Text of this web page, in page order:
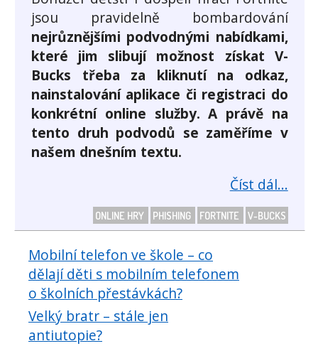
jsou pravidelně bombardování
nejrůznějšími podvodnými nabídkami,
které jim slibují možnost získat V-
Bucks třeba za kliknutí na odkaz,
nainstalování aplikace či registraci do
konkrétní online služby. A právě na
tento druh podvodů se zaměříme v
našem dnešním textu.
Číst dál...
ONLINE HRY PHISHING FORTNITE V-BUCKS
Mobilní telefon ve škole – co
dělají děti s mobilním telefonem
o školních přestávkách?
Velký bratr – stále jen
antiutopie?